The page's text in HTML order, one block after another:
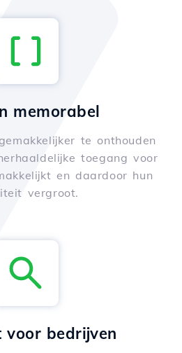
memorabel
te onthouden
toegang voor
en daardoor hun
vergroot.
voor bedrijven